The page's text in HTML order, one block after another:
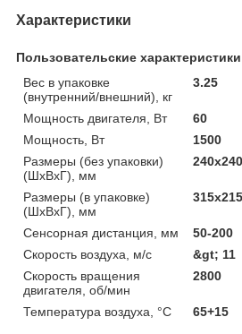
Характеристики
Пользовательские характеристики
Вес в упаковке
(внутренний/внешний), кг
3.25
Мощность двигателя, Вт
60
Мощность, Вт
1500
Размеры (без упаковки)
(ШхВхГ), мм
Размеры (в упаковке)
(ШхВхГ), мм
Сенсорная дистанция, мм
50-200
Скорость воздуха, м/с
&gt; 11
Скорость вращения
двигателя, об/мин
2800
Температура воздуха, °С 65+15